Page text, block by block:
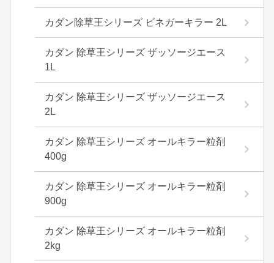
カダン除草王シリーズ ビネガーキラー 2L
カダン 除草王シリーズ ザッソージエース
1L
カダン 除草王シリーズ ザッソージエース
2L
カダン 除草王シリーズ オールキラー粒剤
400g
カダン 除草王シリーズ オールキラー粒剤
900g
カダン 除草王シリーズ オールキラー粒剤
2kg